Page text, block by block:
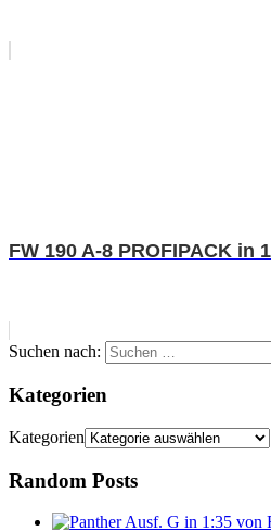
FW 190 A-8 PROFIPACK in
Suchen nach:
Kategorien
Kategorien
Random Posts